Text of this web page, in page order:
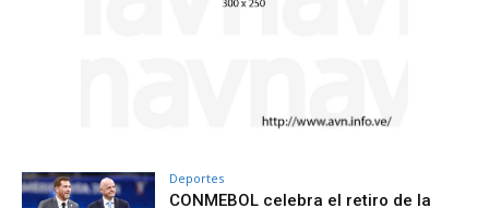
Deportes
CONMEBOL celebra el retiro de la